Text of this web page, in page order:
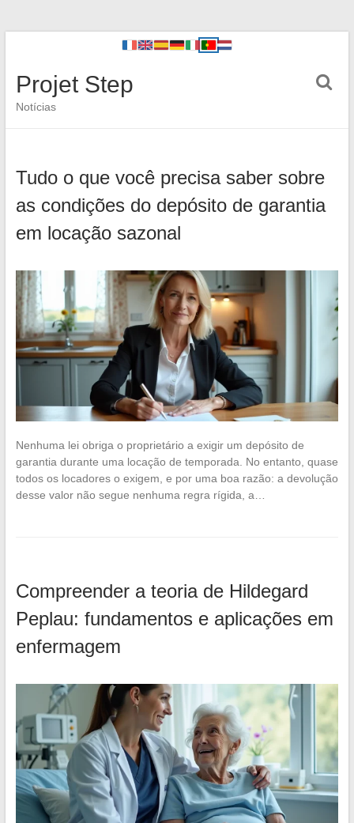
Projet Step
Notícias
Tudo o que você precisa saber sobre
as condições do depósito de garantia
em locação sazonal
Nenhuma lei obriga o proprietário a exigir um depósito de
garantia durante uma locação de temporada. No entanto, quase
todos os locadores o exigem, e por uma boa razão: a devolução
desse valor não segue nenhuma regra rígida, a…
Compreender a teoria de Hildegard
Peplau: fundamentos e aplicações em
enfermagem